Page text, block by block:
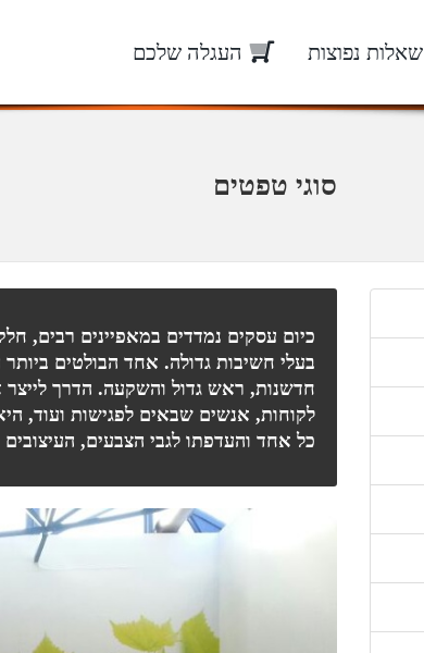
שאלות נפוצות העגלה שלכם
סוגי טפטים
כיום עסקים נמדדים במאפיינים רבים,
בעלי חשיבות גדולה. אחד הבולטים
חדשנות, ראש גדול והשקעה. הדרך לייצר
לקוחות, אנשים שבאים לפגישות ועוד,
כל אחד והעדפתו לגבי הצבעים, העיצובים